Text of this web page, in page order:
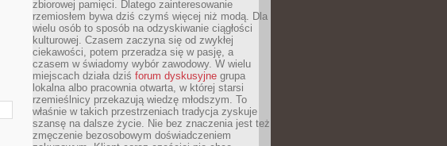
zbiorowej pamięci. Dlatego zainteresowanie
rzemiosłem bywa dziś czymś więcej niż modą. Dla
wielu osób to sposób na odzyskiwanie ciągłości
kulturowej. Czasem zaczyna się od zwykłej
ciekawości, potem przeradza się w pasję, a
czasem w świadomy wybór zawodowy. W wielu
miejscach działa dziś forum dyskusyjne grupa
lokalna albo pracownia otwarta, w której starsi
rzemieślnicy przekazują wiedzę młodszym. To
właśnie w takich przestrzeniach tradycja zyskuje
szansę na dalsze życie. Nie bez znaczenia jest też
zmęczenie bezosobowym doświadczeniem